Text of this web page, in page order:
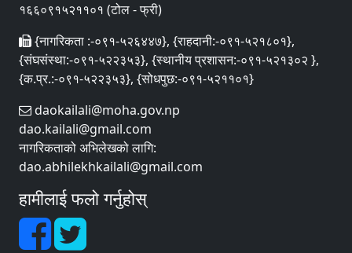
१६६०९१५२११०१ (टोल - फ्री)
{नागरिकता :-०९१-५२६४४७}, {राहदानी:-०९१-५२१८०१},
{संघसंस्था:-०९१-५२२३५३}, {स्थानीय प्रशासन:-०९१-५२१३०२ },
{क.प्र.:-०९१-५२२३५३}, {सोधपुछ:-०९१-५२११०१}
daokailali@moha.gov.np
dao.kailali@gmail.com
नागरिकताको अभिलेखको लागि:
dao.abhilekhkailali@gmail.com
हामीलाई फलो गर्नुहोस्